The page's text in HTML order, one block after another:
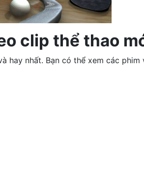
clip thể thao
hay nhất. Bạn có thể xem các